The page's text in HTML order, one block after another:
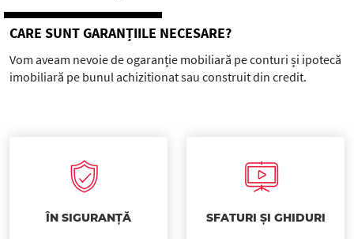
CARE SUNT GARANȚIILE NECESARE?
Vom aveam nevoie de ogaranție mobiliară pe conturi și ipotecă
imobiliară pe bunul achizitionat sau construit din credit.
ÎN SIGURANȚĂ SFATURI ȘI GHIDURI